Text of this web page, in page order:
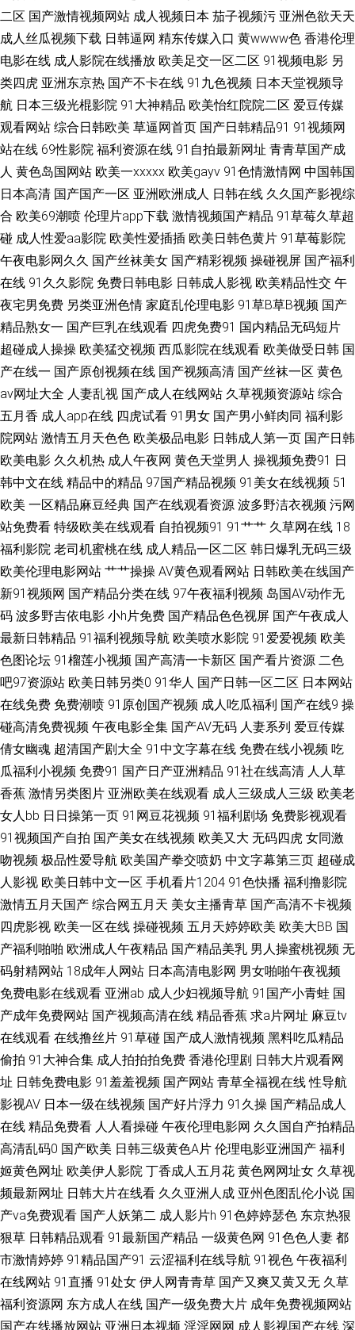
音先锋AV一级大片 东京热性爱www 婷婷伊人大香蕉 97超碰在线91 日韩AV
一区 91青青草青娱乐分类 久草福利视频 在线h网 国产精品久久绿色 性爱视
屏网站 波多野吉衣家庭教师 人妻熟妇一区二区三区 91网站免费看 欧美变态
另类 91精品孕妇系列 九1免费网页 99在线资源站 日本欧美一本道在线 91视
站 AV大香蕉 日韩精品无码网址 91只有精品 欧美日韩一区 91九色精品蝌蚪
极品在线视频 91n视频在线资源 国产成人综合视频在线 亚码精品国产精 国
产精品自拍网 先锋AV资源色 www俺去也com 欧人妻色图 91青青草青娱乐分
类 欧美青娇喷水免费视频 91妻人人澡人人爽 久久香蕉亚 91视频首页入口在
久草视频网 久草免费色站 91国际在线 婷婷激情操逼网 91国产福利在线 大香
蕉伊人草 91青青青青在线观看 欧美亚性交 92福利 91真人实操 青娱乐豆花
视频 91停停色网 日本久操视频播放 91制片厂探花在线 日韩成人网站欧美网
站 99久久精品网 日韩精品免久久 国产传媒91在线播放 亚洲国产91线视频
大香蕉青青久久 在线成人影音先锋av 国产午夜福利一区二区 91红杏社区在
线 欧亚av 人妻人人操人妻 国产tv福利在线 91胖次 探花在线播放 男人的天堂
成人网站 国产久久精品性爱视频 97久久在线视频 91官网在线看 四虎剧院 精
品亚洲无码一区二区 成人性生活免费视频 91网页破解免费入口 91爱国国产
91永久入口网址 在线91福利 日韩在线视频中文字幕 久草久爱 肏屄社区 91
内射社频 影音先锋AV自拍资源 欧美性爱日本 国产第33也 91午夜福利影视
影音先锋国产传媒 婷婷午夜精品久久性色 欧美日韩亚亚洲成人 黑人欧美性
爱 97资源国产共享 91国产在线观 午夜寂寞看成人 欧美丁香婷婷七月 韩日a
费观看种子视频 91大片在线播放 午夜韩国区二区 91深夜福利网址 51自拍视
频 日韩无码第6页 欧美日韩国产操逼网 国产色在线色 AV手机网址 91国产免
费视频 无码人妻丝袜高跟 涩涩伦理影院 免费黄色三级片 人人操毛片在线 九
一亚瑟视频 大香蕉伊 91社黄色电影 影音先锋女同资源 日韩精品专区 九九热
这里有精品20 国产精品在线久久 俺去啦影音先锋 91熟妇探花 91爱爱 欧美
在线视频1 狠狠操综合网站 操人妻91 91网址在线看视频 91处蜜 91论坛在线
观看 91Ncom在线 婷婷丁香一区二区 青娱乐青青草豆花 精品国产不卡一区
成人福利导航欧美日韩 91小网站 91豆花官网 五月天性交网 香蕉视频a99 A
91精品国自产拍 人人摸人人爽 91网站一起操 91黄色网入口站 91tv在线看
二区 国产激情视频网站 成人视频日本 茄子视频污 亚洲色欲天天
成人丝瓜视频下载 日韩逼网 精东传媒入口 黄wwww色 香港伦理
电影在线 成人影院在线播放 欧美足交一区二区 91视频电影 另
类四虎 亚洲东京热 国产不卡在线 91九色视频 日本天堂视频导
航 日本三级光棍影院 91大神精品 欧美怡红院院二区 爱豆传媒
观看网站 综合日韩欧美 草逼网首页 国产日韩精品91 91视频网
站在线 69性影院 福利资源在线 91自拍最新网址 青青草国产成
人 黄色岛国网站 欧美一xxxxx 欧美gayv 91色情激情网 中国韩国
日本高清 国产国产一区 亚洲欧洲成人 日韩在线 久久国产影视综
合 欧美69潮喷 伦理片app下载 激情视频国产精品 91草莓久草超
碰 成人性爱aa影院 欧美性爱插插 欧美日韩色黄片 91草莓影院
午夜电影网久久 国产丝袜美女 国产精彩视频 操碰视屏 国产福利
在线 91久久影院 免费日韩电影 日韩成人影视 欧美精品性交 午
夜宅男免费 另类亚洲色情 家庭乱伦理电影 91草B草B视频 国产
精品熟女一 国产巨乳在线观看 四虎免费91 国内精品无码短片
超碰成人操操 欧美猛交视频 西瓜影院在线观看 欧美做受日韩 国
产在线一 国产原创视频在线 国产视频高清 国产丝袜一区 黄色
av网址大全 人妻乱视 国产成人在线网站 久草视频资源站 综合
五月香 成人app在线 四虎试看 91男女 国产男小鲜肉同 福利影
院网站 激情五月天色色 欧美极品电影 日韩成人第一页 国产日韩
欧美电影 久久机热 成人午夜网 黄色天堂男人 操视频免费91 日
韩中文在线 精品中的精品 97国产精品视频 91美女在线视频 51
欧美 一区精品麻豆经典 国产在线观看资源 波多野洁衣视频 污网
站免费看 特级欧美在线观看 自拍视频91 91艹艹 久草网在线 18
福利影院 老司机蜜桃在线 成人精品一区二区 韩日爆乳无码三级
欧美伦理电影网站 艹艹操操 AV黄色观看网站 日韩欧美在线国产
新91视频网 国产精品分类在线 97午夜福利视频 岛国AV动作无
码 波多野吉依电影 小h片免费 国产精品色色视屏 国产午夜成人
最新日韩精品 91福利视频导航 欧美喷水影院 91爱爱视频 欧美
色图论坛 91榴莲小视频 国产高清一卡新区 国产看片资源 二色
吧97资源站 欧美日韩另类0 91华人 国产日韩一区二区 日本网站
在线免费 免费潮喷 91原创国产视频 成人吃瓜福利 国产在线9 操
碰高清免费视频 午夜电影全集 国产AV无码 人妻系列 爱豆传媒
倩女幽魂 超清国产剧大全 91中文字幕在线 免费在线小视频 吃
瓜福利小视频 免费91 国产日产亚洲精品 91社在线高清 人人草
香蕉 激情另类图片 亚洲欧美在线观看 成人三级成人三级 欧美老
女人bb 日日操第一页 91网豆花视频 91福利剧场 免费影视观看
91视频国产自拍 国产美女在线视频 欧美又大 无码四虎 女同激
吻视频 极品性爱导航 欧美国产拳交喷奶 中文字幕第三页 超碰成
人影视 欧美日韩中文一区 手机看片1204 91色快播 福利撸影院
激情五月天国产 综合网五月天 美女主播青草 国产高清不卡视频
四虎影视 欧美一区在线 操碰视频 五月天婷婷欧美 欧美大BB 国
产福利啪啪 欧洲成人午夜精品 国产精品美乳 男人操蜜桃视频 无
码射精网站 18成年人网站 日本高清电影网 男女啪啪午夜视频
免费电影在线观看 亚洲ab 成人少妇视频导航 91国产小青蛙 国
产成年免费网站 国产视频高清在线 精品香蕉 求a片网址 麻豆tv
在线观看 在线撸丝片 91草碰 国产成人激情视频 黑料吃瓜精品
偷拍 91大神合集 成人拍拍拍免费 香港伦理剧 日韩大片观看网
址 日韩免费电影 91羞羞视频 国产网站 青草全福视在线 性导航
影视AV 日本一级在线视频 国产好片浮力 91久操 国产精品成人
在线 精品免费看 人人看操碰 午夜伦理电影网 久久国自产拍精品
高清乱码0 国产欧美 日韩三级黄色A片 伦理电影亚洲国产 福利
姬黄色网址 欧美伊人影院 丁香成人五月花 黄色网网址女 久草视
频最新网址 日韩大片在线看 久久亚洲人成 亚州色图乱伦小说 国
产va免费观看 国产人妖第二 成人影片h 91色婷婷瑟色 东京热狠
狠草 日韩精品观看 91最新国产精品 一级黄色网 91色色人妻 都
市激情婷婷 91精品国产91 云涩福利在线导航 91视色 午夜福利
在线网站 91直播 91处女 伊人网青青草 国产又爽又黄又无 久草
福利资源网 东方成人在线 国产一级免费大片 成年免费视频网站
国产在线播放网站 亚洲日本视频 淫淫网网 成人影视国产在线 深